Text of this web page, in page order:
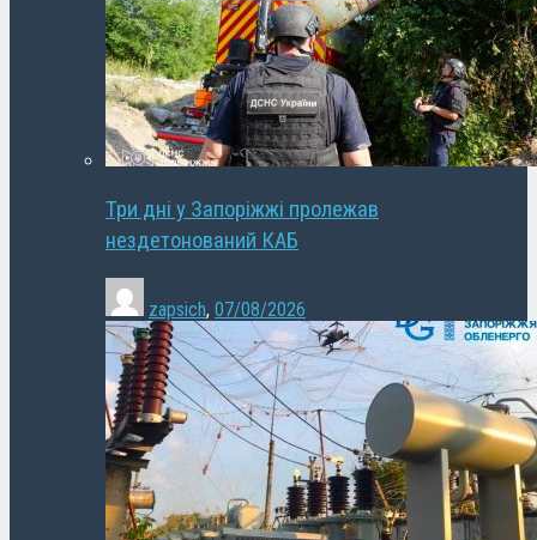
Три дні у Запоріжжі пролежав
нездетонований КАБ
zapsich, 07/08/2026